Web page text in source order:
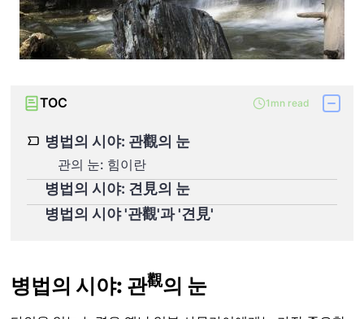
TOC 1mn read
병법의 시야: 관觀의 눈
관의 눈: 힘이란
병법의 시야: 견見의 눈
병법의 시야 '관觀'과 '견見'
병법의 시야: 관觀의 눈